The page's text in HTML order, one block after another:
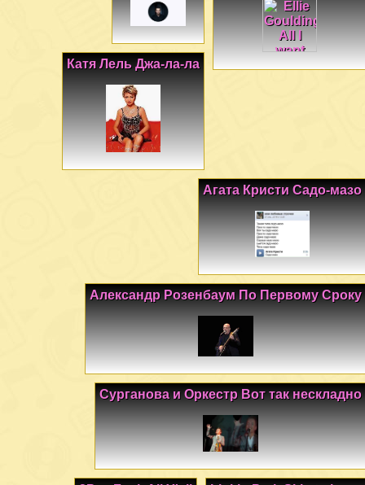
Катя Лель Джа-ла-ла
Агата Кристи Садо-мазо
Александр Розенбаум По Первому Сроку
Сурганова и Оркестр Вот так нескладно